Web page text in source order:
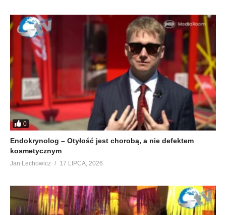
0
Endokrynolog – Otyłość jest chorobą, a nie defektem
kosmetycznym
Jan Lechowicz 17 LIPCA, 2026